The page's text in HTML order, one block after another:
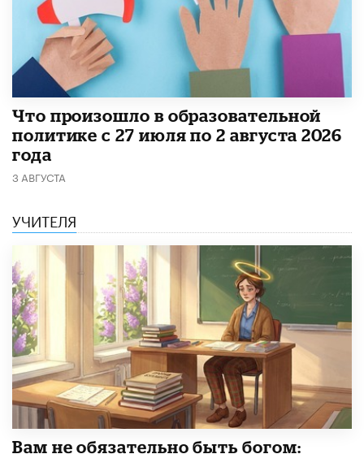
​Что произошло в образовательной
политике с 27 июля по 2 августа 2026
года
3 АВГУСТА
УЧИТЕЛЯ
​Вам не обязательно быть богом: